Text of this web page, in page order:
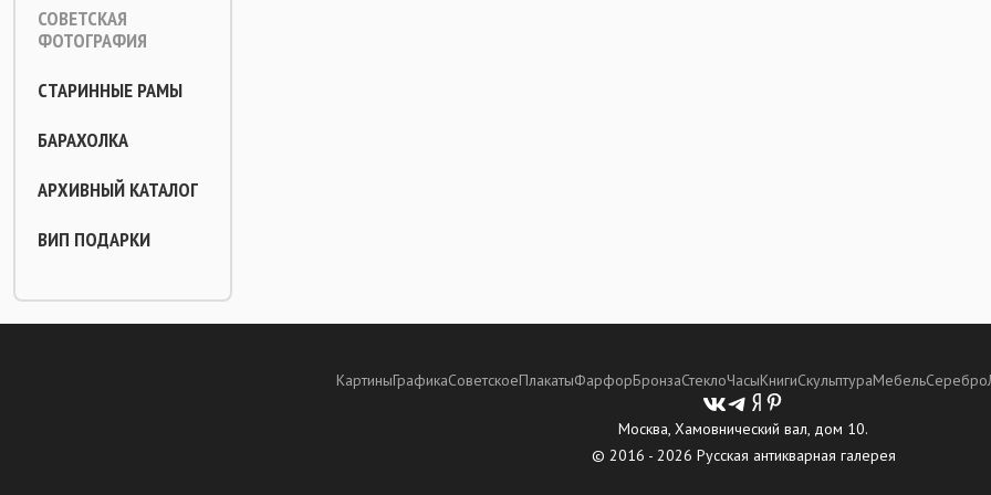
СОВЕТСКАЯ
ФОТОГРАФИЯ
СТАРИННЫЕ РАМЫ
БАРАХОЛКА
АРХИВНЫЙ КАТАЛОГ
ВИП ПОДАРКИ
КартиныГрафикаСоветскоеПлакатыФарфорБронзаСтеклоЧасыКнигиСкульптураМебельСеребро
Москва, Хамовнический вал, дом 10.
© 2016 - 2026 Русская антикварная галерея